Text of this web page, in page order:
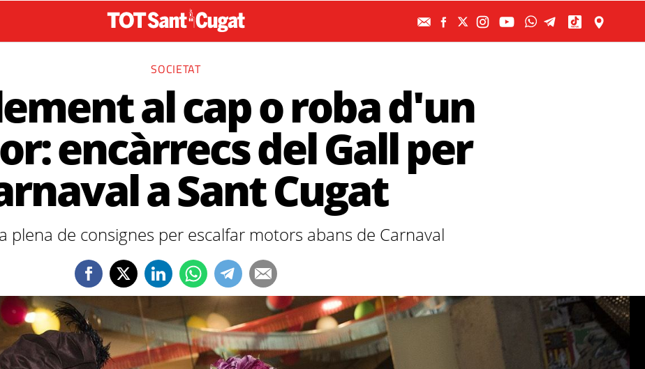
SOCIETAT
al cap o roba d'un
encàrrecs del Gall per
a Sant Cugat
plena de consignes per escalfar motors abans de Carnaval